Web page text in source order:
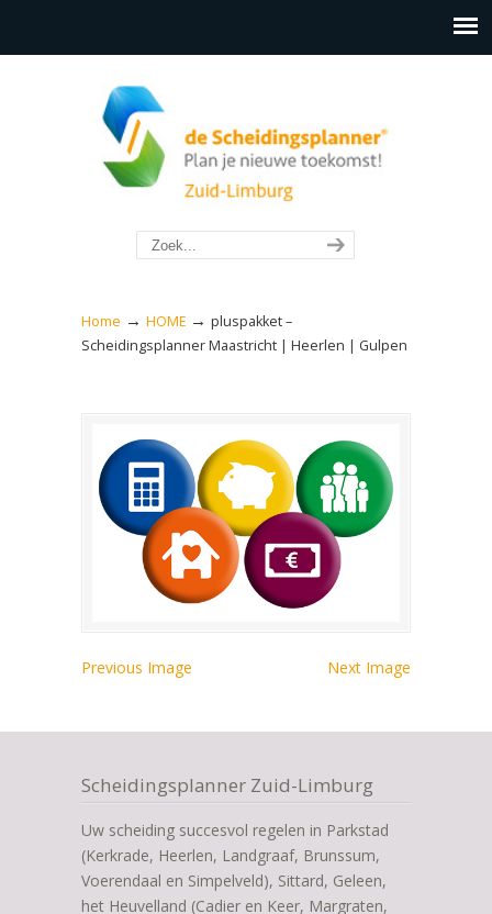
Home → HOME → pluspakket –
Scheidingsplanner Maastricht | Heerlen | Gulpen
Previous Image Next Image
Scheidingsplanner Zuid-Limburg
Uw scheiding succesvol regelen in Parkstad
(Kerkrade, Heerlen, Landgraaf, Brunssum,
Voerendaal en Simpelveld), Sittard, Geleen,
het Heuvelland (Cadier en Keer, Margraten,